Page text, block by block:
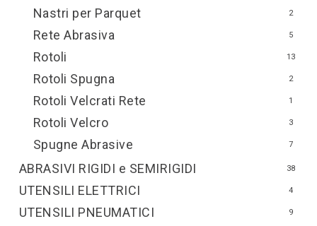
Nastri per Parquet 2
Rete Abrasiva 5
Rotoli 13
Rotoli Spugna 2
Rotoli Velcrati Rete 1
Rotoli Velcro 3
Spugne Abrasive 7
ABRASIVI RIGIDI e SEMIRIGIDI 38
UTENSILI ELETTRICI 4
UTENSILI PNEUMATICI 9